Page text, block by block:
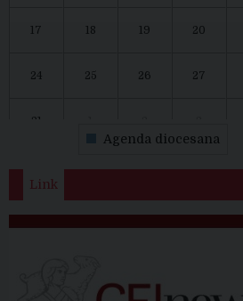
17 18 19 20
24 25 26 27
31
Agenda diocesana
Link